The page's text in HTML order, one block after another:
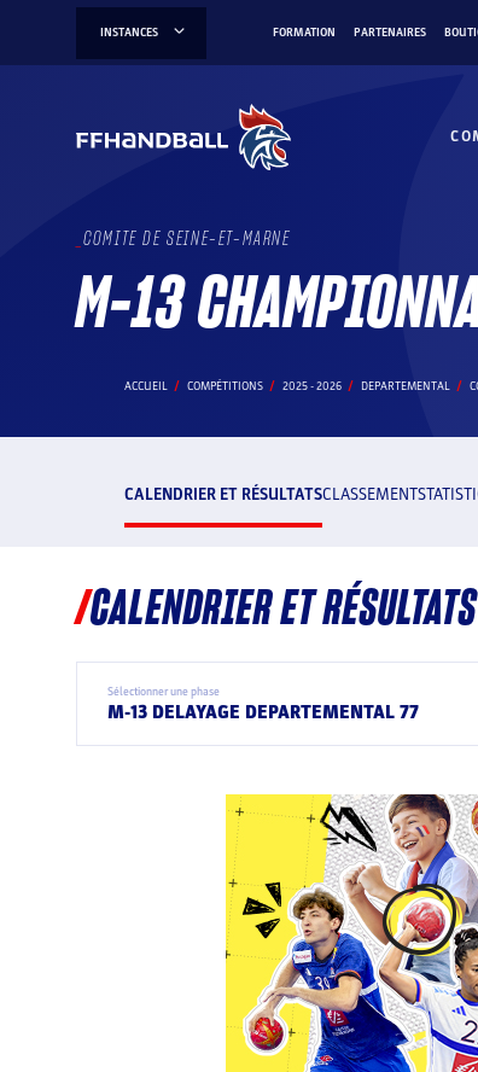
INSTANCES FORMATION PARTENAIRES
COMITE DE SEINE-ET-MARNE
M-13
ACCUEIL COMPÉTITIONS 2025 - 2026 DEPARTEMENTAL
CALENDRIER ET RÉSULTATSCLASSEMENT
CALENDRIER ET RÉSULTATS
Sélectionner une phase
M-13 DELAYAGE DEPARTEMENTAL 77